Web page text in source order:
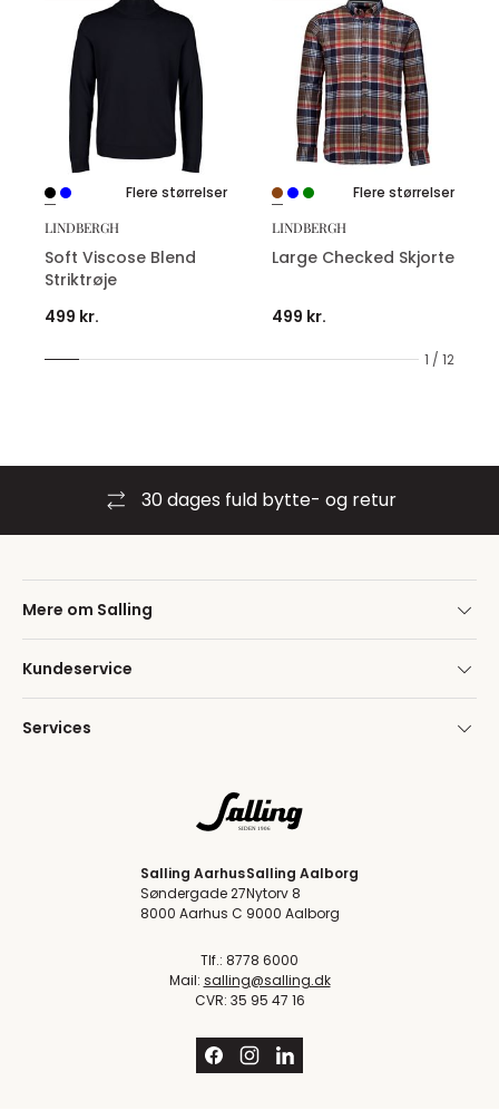
1 / 12
Flere størrelser
LINDBERGH
Soft Viscose Blend
Striktrøje
499 kr.
Flere størrelser
LINDBERGH
Large Checked Skjorte
499 kr.
30 dages fuld bytte- og retur
Mere om Salling
Kundeservice
Services
Salling Aarhus
Søndergade 27
8000 Aarhus C
Salling Aalborg
Nytorv 8
9000 Aalborg
Tlf.: 8778 6000
Mail: salling@salling.dk
CVR: 35 95 47 16